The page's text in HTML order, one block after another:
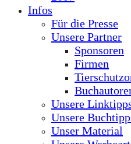
Infos
Für die Presse
Unsere Partner
Sponsoren
Firmen
Unsere
Unsere
Unser Material